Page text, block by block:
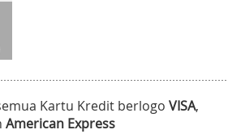
Kartu Kredit berlogo VISA,
American Express